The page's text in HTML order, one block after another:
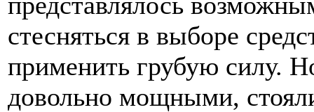
стесняться в выборе
применить грубую силу.
довольно мощными,